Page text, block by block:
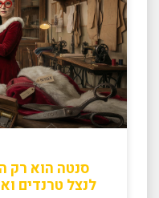
לנצל טרנדים